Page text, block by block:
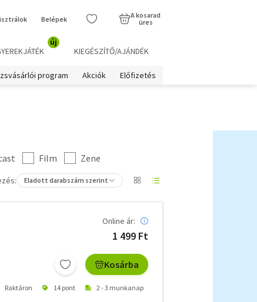
Belépek
A kosarad
üres
új
KIEGÉSZÍTŐ/AJÁNDÉK
program Akciók Előfizetés
Film
Zene
Eladott darabszám szerint
Online ár:
1 499 Ft
Kosárba
Raktáron 14 pont 2 - 3 munkanap